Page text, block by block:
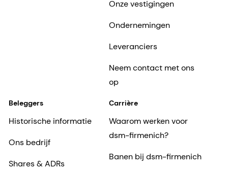
Onze vestigingen
Ondernemingen
Leveranciers
Neem contact met ons
op
Beleggers
Historische informatie
Ons bedrijf
Shares & ADRs
Carrière
Waarom werken voor
dsm-firmenich?
Banen bij dsm-firmenich